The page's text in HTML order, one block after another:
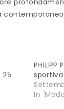
contemporaneo
25
PHILIPP
In